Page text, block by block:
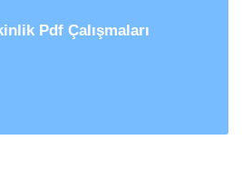
Pdf Çalışmaları